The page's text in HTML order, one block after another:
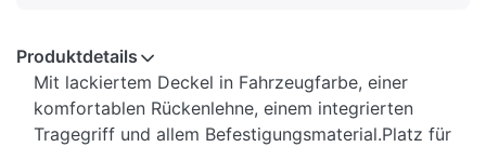
Produktdetails
Mit lackiertem Deckel in Fahrzeugfarbe, einer
komfortablen Rückenlehne, einem integrierten
Tragegriff und allem Befestigungsmaterial.Platz für